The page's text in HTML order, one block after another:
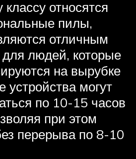
классу относятся
пилы,
отличным
людей, которые
на вырубке
устройства могут
по 10-15 часов
при этом
перерыва по 8-10